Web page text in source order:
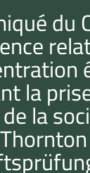
du
la
la